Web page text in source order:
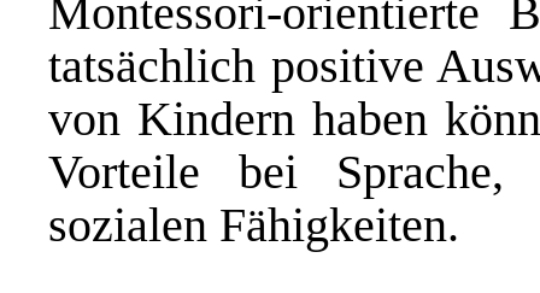
Montessori-orientierte
tatsächlich positive
von Kindern haben
Vorteile bei Sprache,
sozialen Fähigkeiten.